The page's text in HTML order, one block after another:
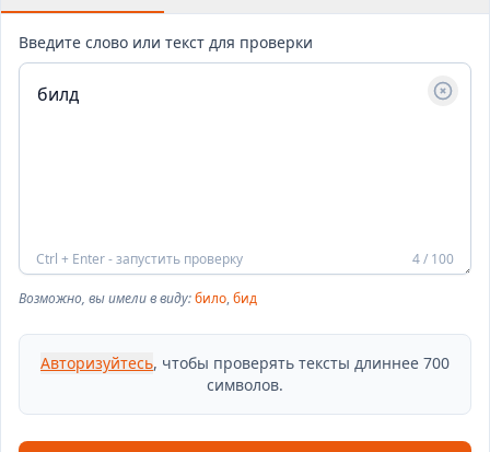
Введите слово или текст для проверки
Ctrl + Enter - запустить проверку 4 / 100
Возможно, вы имели в виду:било,бид
Авторизуйтесь, чтобы проверять тексты длиннее 700
символов.